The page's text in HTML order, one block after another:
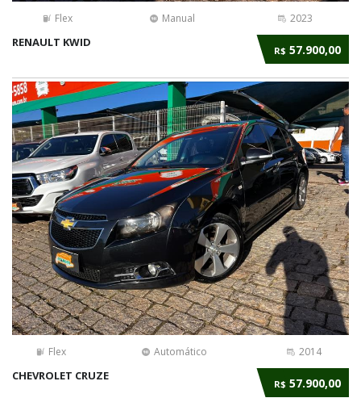
Flex Manual 2023
R$ 57.900,00
RENAULT KWID
Flex Automático 2014
R$ 57.900,00
CHEVROLET CRUZE